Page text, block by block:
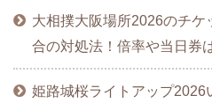
大相撲大阪場所2026のチケ
合の対処法！倍率や当日券
姫路城桜ライトアップ2026